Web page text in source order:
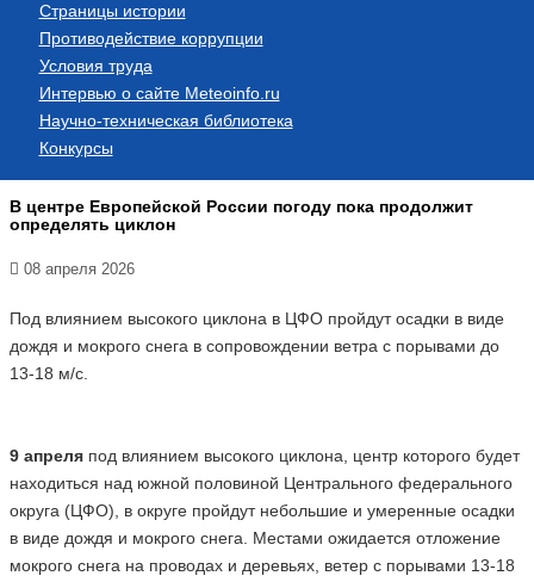
Страницы истории
Противодействие коррупции
Условия труда
Интервью о сайте Meteoinfo.ru
Научно-техническая библиотека
Конкурсы
В центре Европейской России погоду пока продолжит
определять циклон
08 апреля 2026
Под влиянием высокого циклона в ЦФО пройдут осадки в виде
дождя и мокрого снега в сопровождении ветра с порывами до
13-18 м/с.
9 апреляпод влиянием высокого циклона, центр которого будет
находиться над южной половиной Центрального федерального
округа (ЦФО), в округе пройдут небольшие и умеренные осадки
в виде дождя и мокрого снега. Местами ожидается отложение
мокрого снега на проводах и деревьях, ветер с порывами 13-18